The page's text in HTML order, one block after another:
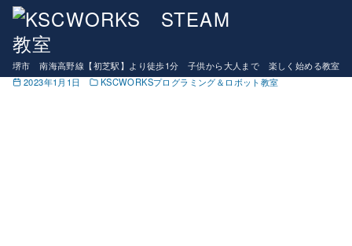
ン堺市 南海高野線【初芝駅】より徒歩1分 子供から大人まで 楽しく始める教室
マインクラフトコース９月開講！！生徒募集中
新年のご挨拶
2023年1月1日 KSCWORKSプログラミング＆ロボット教室